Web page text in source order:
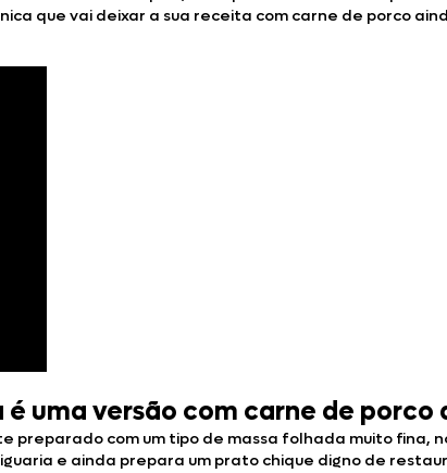
que vai deixar a sua receita com carne de porco
uma versão com carne de
preparado com um tipo de massa folhada muito fina,
e ainda prepara um prato chique digno de